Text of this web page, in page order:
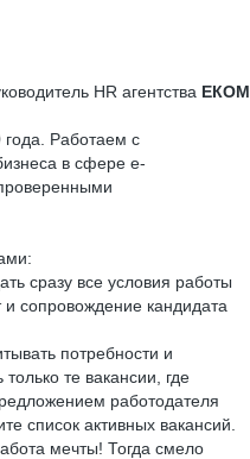
HR агентства ЕКОМ
Работаем с
в сфере е-
сразу все условия работы
и сопровождение кандидата
потребности и
те вакансии, где
работодателя
список активных вакансий.
мечты! Тогда смело